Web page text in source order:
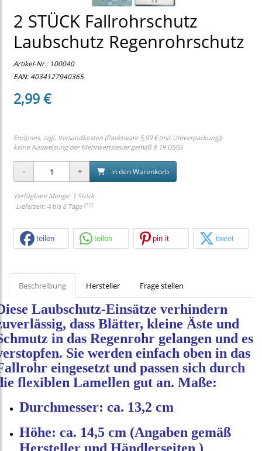
2 STÜCK Fallrohrschutz
Laubschutz Regenrohrschutz
Artikel-Nr.: 100040
EAN: 4034127940365
2,99 €
Endpreis, zzgl. Versandkosten (Paektware 5,99 € (mit Umverpackung))
keine Ausweisung der Mehrwertsteuer gemäß § 19 UStG
in den Warenkorb
Verfügbare Menge: 1 Stück
Lieferzeit: 4 bis 6 Tage [*2]
teilen teilen pin it tweet
Beschreibung Hersteller Frage stellen
Laubschutz‑Einsätze verhindern
dass Blätter, kleine Äste und
in das Regenrohr gelangen und es
Sie werden einfach oben in das
eingesetzt und passen sich durch
flexiblen Lamellen gut an. Maße:
Durchmesser: ca. 13,2 cm
Höhe: ca. 14,5 cm (Angaben gemäß